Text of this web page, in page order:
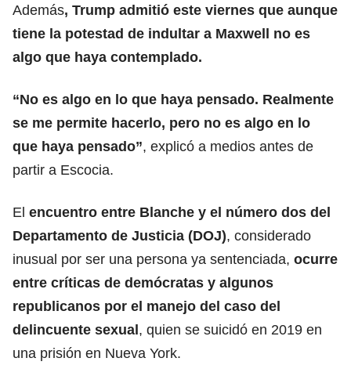
Además, Trump admitió este viernes que aunque
tiene la potestad de indultar a Maxwell no es
algo que haya contemplado.
“No es algo en lo que haya pensado. Realmente
se me permite hacerlo, pero no es algo en lo
que haya pensado”, explicó a medios antes de
partir a Escocia.
El encuentro entre Blanche y el número dos del
Departamento de Justicia (DOJ), considerado
inusual por ser una persona ya sentenciada, ocurre
entre críticas de demócratas y algunos
republicanos por el manejo del caso del
delincuente sexual, quien se suicidó en 2019 en
una prisión en Nueva York.